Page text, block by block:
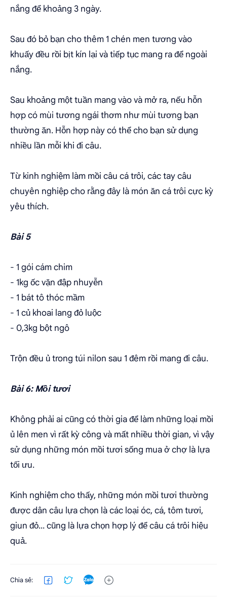
nắng để khoảng 3 ngày.
Sau đó bỏ bạn cho thêm 1 chén men tương vào
khuấy đều rồi bịt kín lại và tiếp tục mang ra để ngoài
nắng.
Sau khoảng một tuần mang vào và mở ra, nếu hỗn
hợp có mùi tương ngái thơm như mùi tương bạn
thường ăn. Hỗn hợp này có thể cho bạn sử dụng
nhiều lần mỗi khi đi câu.
Từ kinh nghiệm làm mồi câu cá trôi, các tay câu
chuyên nghiệp cho rằng đây là món ăn cá trôi cực kỳ
yêu thích.
Bài 5
- 1 gói cám chim
- 1kg ốc vặn đập nhuyễn
- 1 bát tô thóc mầm
- 1 củ khoai lang đỏ luộc
- 0,3kg bột ngô
Trộn đều ủ trong túi nilon sau 1 đêm rồi mang đi câu.
Bài 6: Mồi tươi
Không phải ai cũng có thời gia để làm những loại mồi
ủ lên men vì rất kỳ công và mất nhiều thời gian, vì vậy
sử dụng những món mồi tươi sống mua ở chợ là lựa
tối ưu.
Kinh nghiệm cho thấy, những món mồi tươi thường
được dân câu lựa chọn là các loại óc, cá, tôm tươi,
giun đỏ... cũng là lựa chọn hợp lý để câu cá trôi hiệu
quả.